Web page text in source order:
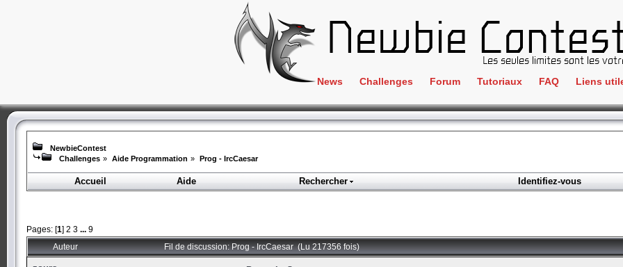
News Challenges
Crackme
ClientSide
Forensics
Programmation
Forum Tutoriaux FAQ Liens
IRC
NewbieContest
Challenges » Aide Programmation » Prog - IrcCaesar
Accueil
Aide Rechercher Identifiez-vous
Pages: [1] 2 3 ... 9
Auteur Fil de discussion: Prog - IrcCaesar (Lu 217356 fois)